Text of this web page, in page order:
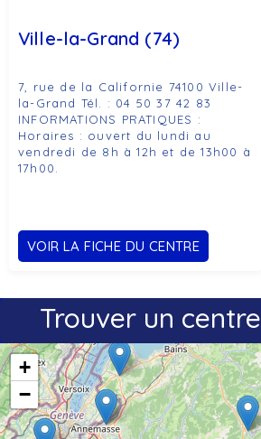
Ville-la-Grand (74)
7, rue de la Californie 74100 Ville-
la-Grand Tél. : 04 50 37 42 83
INFORMATIONS PRATIQUES :
Horaires : ouvert du lundi au
vendredi de 8h à 12h et de 13h00 à
17h00.
VOIR LA FICHE DU CENTRE
Trouver un centre
+
−